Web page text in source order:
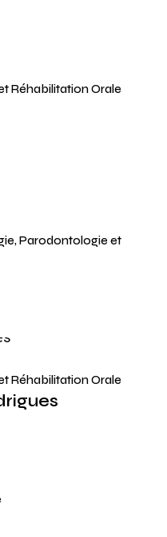
Réhabilitation Orale
Parodontologie et
Réhabilitation Orale